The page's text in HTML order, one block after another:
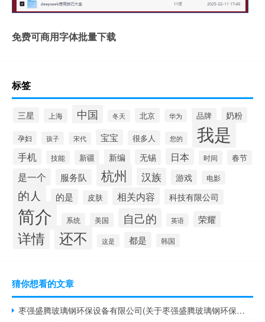
免费可商用字体批量下载
标签
三星 上海 中国 冬天 北京 华为 品牌 奶粉
孕妇 孩子 宋代 宝宝 很多人 您的 我是
手机 技能 新疆 新编 无锡 日本 时间 春节
是一个 服务队 杭州 汉族 游戏 电影
的人 的是 皮肤 相关内容 科技有限公司
简介 系统 美国 自己的 英语 荣耀
详情 还不 这是 都是 韩国
猜你想看的文章
枣强盛腾玻璃钢环保设备有限公司(关于枣强盛腾玻璃钢环保设备有限公司的简介)